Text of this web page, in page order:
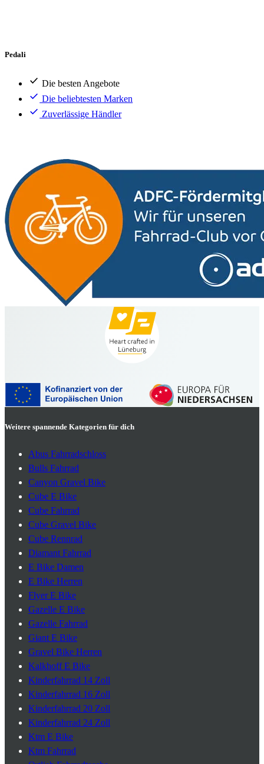
Pedali
Die besten Angebote
Die beliebtesten Marken
Zuverlässige Händler
Weitere spannende Kategorien für dich
Abus Fahrradschloss
Bulls Fahrrad
Canyon Gravel Bike
Cube E Bike
Cube Fahrrad
Cube Gravel Bike
Cube Rennrad
Diamant Fahrrad
E Bike Damen
E Bike Herren
Flyer E Bike
Gazelle E Bike
Gazelle Fahrrad
Giant E Bike
Gravel Bike Herren
Kalkhoff E Bike
Kinderfahrrad 14 Zoll
Kinderfahrrad 16 Zoll
Kinderfahrrad 20 Zoll
Kinderfahrrad 24 Zoll
Ktm E Bike
Ktm Fahrrad